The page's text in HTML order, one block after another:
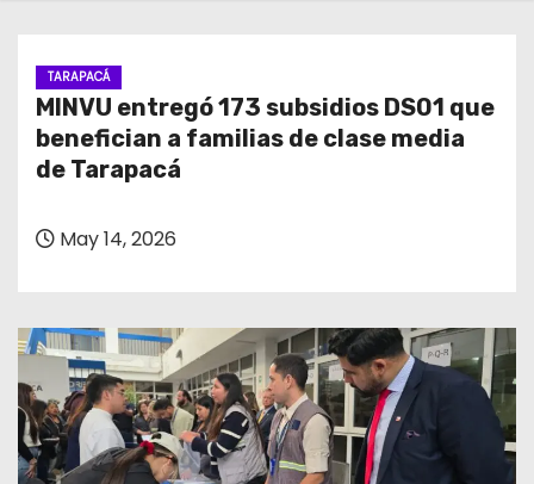
TARAPACÁ
MINVU entregó 173 subsidios DS01 que
benefician a familias de clase media
de Tarapacá
May 14, 2026